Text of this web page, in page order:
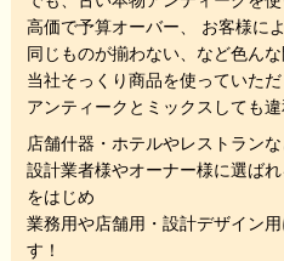
高価で予算オーバー、 お客様に
同じものが揃わない、 など色ん
当社そっくり商品を使っていただ
アンティークとミックスしても違
店舗什器・ホテルやレストラン
設計業者様やオーナー様に選ば
をはじめ
業務用や店舗用・設計デザイン
す！